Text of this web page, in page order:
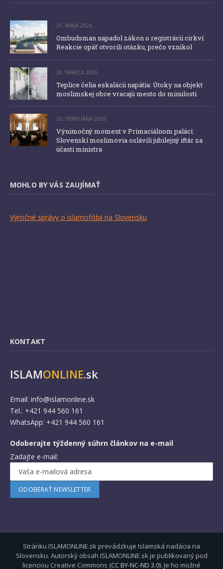
21. MÁJA 2026
Ombudsman napadol zákon o registrácii cirkví.
Reakcie opäť otvorili otázku, prečo vznikol
29. MARCA 2026
Teplice čelia eskalácii napätia: Útoky na objekt
moslimskej obce vracajú mesto do minulosti
26. FEBRUÁRA 2026
Výnimočný moment v Primaciálnom paláci:
Slovenskí moslimovia oslávili jubilejný iftár za
účasti ministra
MOHLO BY VÁS ZAUJÍMAŤ
Výročné správy o islamofóbii na Slovensku
KONTAKT
ISLAMONLINE.sk
Email: info@islamonline.sk
Tel.: +421 944 560 161
WhatsApp: +421 944 560 161
Odoberajte týždenný súhrn článkov na e-mail
Zadajte e-mail:
Stránku ISLAMONLINE.sk prevádzkuje Islamská nadácia na
Slovensku. Autorský obsah ISLAMONLINE.sk je publikovaný pod
licenciou Creative Commons (CC BY-NC-ND 3.0). Je ho možné